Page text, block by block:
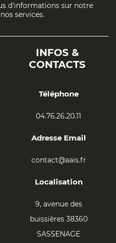
d'informations sur notre
services.
INFOS &
CONTACTS
Téléphone
04.76.26.20.11
Adresse Email
contact@aais.fr
Localisation
9, avenue des
buissières 38360
SASSENAGE